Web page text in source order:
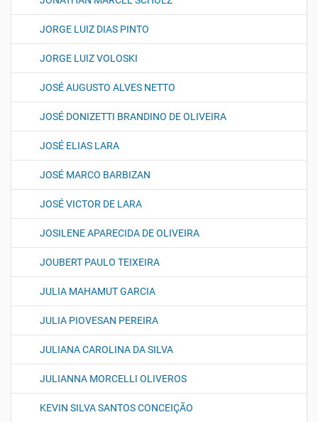
JORGE LUIZ DIAS PINTO
JORGE LUIZ VOLOSKI
JOSÉ AUGUSTO ALVES NETTO
JOSÉ DONIZETTI BRANDINO DE OLIVEIRA
JOSÉ ELIAS LARA
JOSÉ MARCO BARBIZAN
JOSÉ VICTOR DE LARA
JOSILENE APARECIDA DE OLIVEIRA
JOUBERT PAULO TEIXEIRA
JULIA MAHAMUT GARCIA
JULIA PIOVESAN PEREIRA
JULIANA CAROLINA DA SILVA
JULIANNA MORCELLI OLIVEROS
KEVIN SILVA SANTOS CONCEIÇÃO